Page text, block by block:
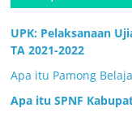
UPK: Pelaksanaan
TA 2021-2022
Apa itu Pamong
Apa itu SPNF